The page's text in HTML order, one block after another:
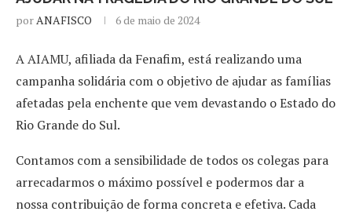
porANAFISCO 6 de maio de 2024
A AIAMU, afiliada da Fenafim, está realizando uma
campanha solidária com o objetivo de ajudar as famílias
afetadas pela enchente que vem devastando o Estado do
Rio Grande do Sul.
Contamos com a sensibilidade de todos os colegas para
arrecadarmos o máximo possível e podermos dar a
nossa contribuição de forma concreta e efetiva. Cada